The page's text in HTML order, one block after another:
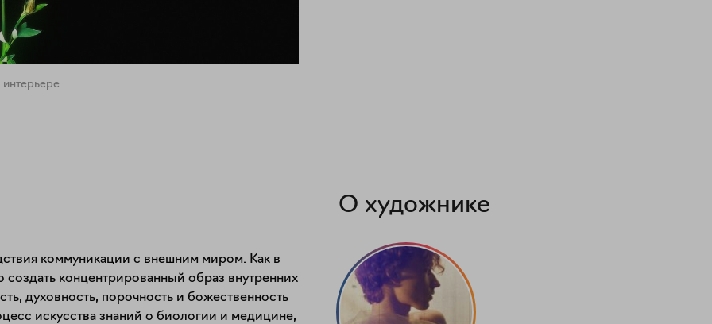
коммуникации с внешним миром. Как в
концентрированный образ внутренних
духовность, порочность и божественность
искусства знаний о биологии и медицине,
О художнике